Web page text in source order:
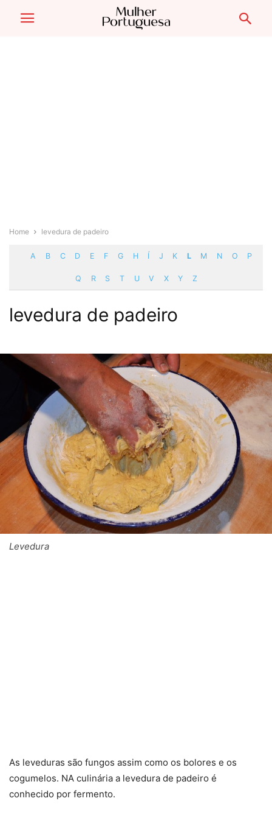
Home levedura de padeiro
A B C D E F G H Í J K L M N O P
Q R S T U V X Y Z
levedura de padeiro
Levedura
As leveduras são fungos assim como os bolores e os
cogumelos. NA culinária a levedura de padeiro é
conhecido por fermento.